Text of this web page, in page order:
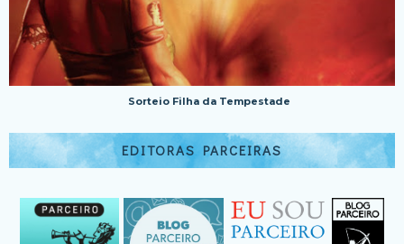
Sorteio Filha da Tempestade
EDITORAS PARCEIRAS